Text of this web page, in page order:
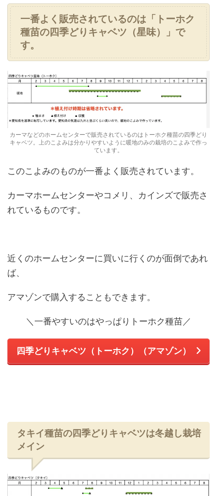
一番よく販売されているのは「トーホク
種苗の四季どりキャベツ（星味）」で
す。
カーマなどのホームセンターで販売されているのはトーホク種苗の四季どり
キャベツ。上のこよみは分かりやすいように暖地のみの栽培のこよみで作っ
ています。
このこよみのものが一番よく販売されています。
カーマホームセンターやコメリ、カインズで販売さ
れているものです。
近くのホームセンターに買いに行くのが面倒であれ
ば、
アマゾンで購入することもできます。
＼一番やすいのはやっぱりトーホク種苗／
四季どりキャベツ（トーホク）（アマゾン）
タキイ種苗の四季どりキャベツは冬越し栽培
メイン